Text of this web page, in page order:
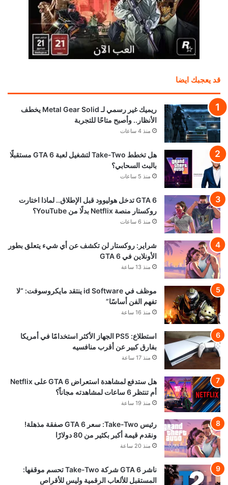
قد يعجبك ايضا
ريميك غير رسمي لـ Metal Gear Solid يخطف
الأنظار.. وأصبح متاحًا للتجربة
منذ 4 ساعات
هل تخطط Take-Two لتشغيل لعبة GTA 6 مستقبلًا
بالبث السحابي؟
منذ 5 ساعات
GTA 6 تدخل هوليوود قبل الإطلاق.. لماذا اختارت
روكستار منصة Netflix بدلًا من YouTube؟
منذ 6 ساعات
شراير: روكستار لن تكشف عن أي شيء يتعلق بطور
الأونلاين في GTA 6
منذ 13 ساعة
موظف في id Software ينتقد مايكروسوفت: “لا
تفهم الفن أساسًا”
منذ 16 ساعة
استطلاع: PS5 الجهاز الأكثر استخدامًا في أمريكا
بفارق كبير عن أقرب منافسيه
منذ 17 ساعة
هل ستدفع لمشاهدة استعراض GTA 6 على Netflix
أم تنتظر 6 ساعات لمشاهدته مجاناً؟
منذ 19 ساعة
رئيس Take-Two: سعر GTA 6 صفقة مذهلة!
ونقدم قيمة أكبر بكثير من 80 دولارًا
منذ 20 ساعة
ناشر GTA 6 شركة Take-Two تحسم موقفها:
المستقبل للألعاب الرقمية وليس للأقراص